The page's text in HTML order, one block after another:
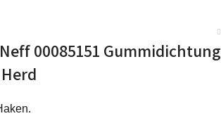
00085151 Gummidichtung